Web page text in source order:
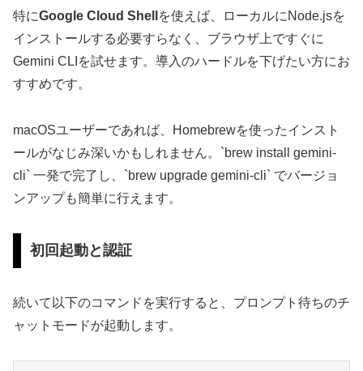
特にGoogle Cloud Shell を使えば、ローカルにNode.jsを
インストールする必要すらなく、ブラウザ上ですぐに
Gemini CLIを試せます。導入のハードルを下げたい方にお
すすめです。
macOSユーザーであれば、Homebrewを使ったインスト
ールがなじみ深いかもしれません。`brew install gemini-
cli` 一発で完了し、`brew upgrade gemini-cli` でバージョ
ンアップも簡単に行えます。
初回起動と認証
続いて以下のコマンドを実行すると、プロンプト待ちのチ
ャットモードが起動します。